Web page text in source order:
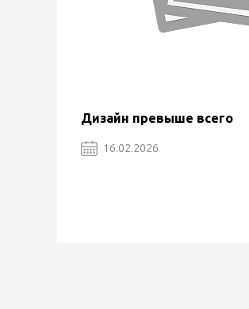
Дизайн превыше всего
16.02.2026